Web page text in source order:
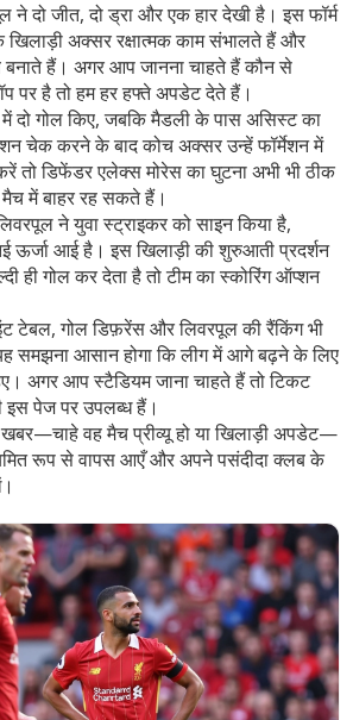
ने दो जीत, दो ड्रा और एक हार देखी है। इस फॉर्म
अक्सर रक्षात्मक काम संभालते हैं और
बनाते हैं। अगर आप जानना चाहते हैं कौन से
पर है तो हम हर हफ्ते अपडेट देते हैं।
में दो गोल किए, जबकि मैडली के पास असिस्ट का
चेक करने के बाद कोच अक्सर उन्हें फॉर्मेशन में
तो डिफेंडर एलेक्स मोरेस का घुटना अभी भी ठीक
में बाहर रह सकते हैं।
ने युवा स्ट्राइकर को साइन किया है,
ऊर्जा आई है। इस खिलाड़ी की शुरुआती प्रदर्शन
ही गोल कर देता है तो टीम का स्कोरिंग ऑप्शन
टेबल, गोल डिफ़रेंस और लिवरपूल की रैंकिंग भी
समझना आसान होगा कि लीग में आगे बढ़ने के लिए
अगर आप स्टैडियम जाना चाहते हैं तो टिकट
पेज पर उपलब्ध हैं।
वह मैच प्रीव्यू हो या खिलाड़ी अपडेट—
रूप से वापस आएँ और अपने पसंदीदा क्लब के